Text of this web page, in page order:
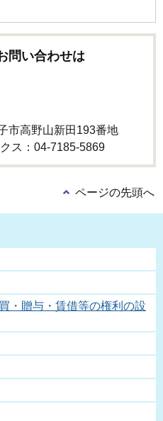
問い合わせは
市高野山新田193番地
ス：04-7185-5869
ページの先頭へ
・贈与・賃借等の権利の設